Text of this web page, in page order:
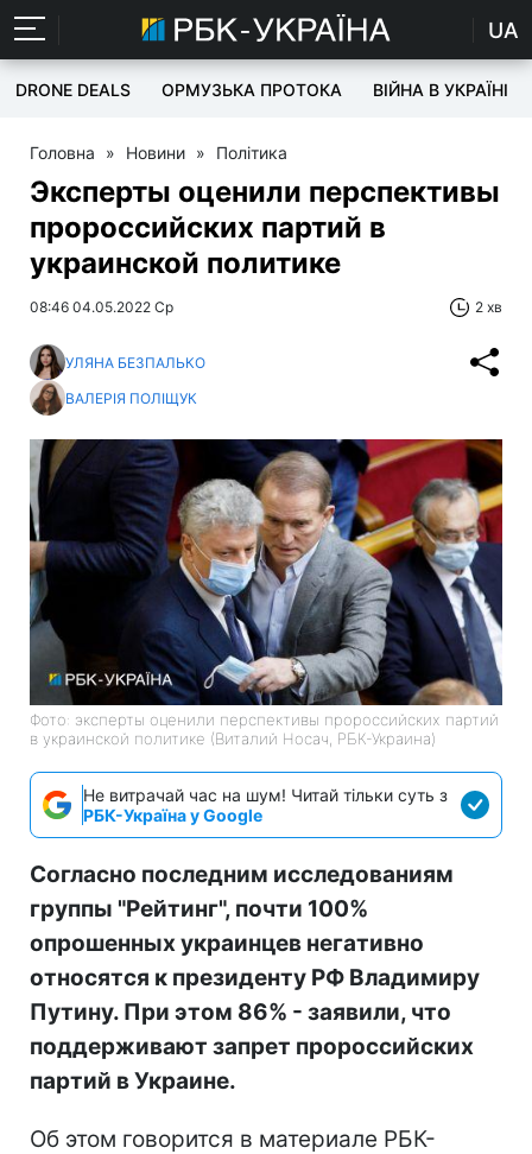
UA
DRONE DEALS ОРМУЗЬКА ПРОТОКА ВІЙНА В УКРАЇНІ
Головна » Новини » Політика
Эксперты оценили перспективы
пророссийских партий в
украинской политике
08:46 04.05.2022 Ср 2 хв
УЛЯНА БЕЗПАЛЬКО
ВАЛЕРІЯ ПОЛІЩУК
Фото: эксперты оценили перспективы пророссийских партий
в украинской политике (Виталий Носач, РБК-Украина)
Не витрачай час на шум! Читай тільки суть з
РБК-Україна у Google
Согласно последним исследованиям
группы "Рейтинг", почти 100%
опрошенных украинцев негативно
относятся к президенту РФ Владимиру
Путину. При этом 86% - заявили, что
поддерживают запрет пророссийских
партий в Украине.
Об этом говорится в материале РБК-